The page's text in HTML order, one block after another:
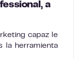
a
capaz le
la herramienta